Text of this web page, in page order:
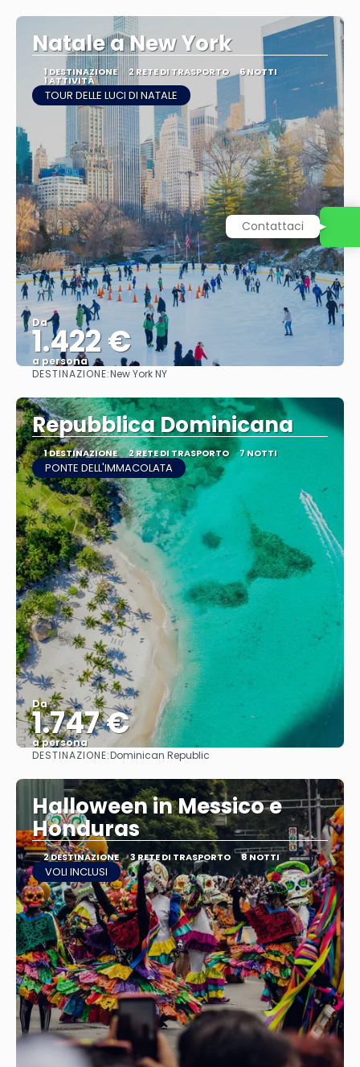
Natale a New York
1 DESTINAZIONE 2 RETE DI TRASPORTO 6 NOTTI
1 ATTIVITÀ
TOUR DELLE LUCI DI NATALE
Da
1.422 €
a persona
Vedere
DESTINAZIONE:New York NY
Repubblica Dominicana
1 DESTINAZIONE 2 RETE DI TRASPORTO 7 NOTTI
PONTE DELL'IMMACOLATA
Da
1.747 €
a persona
Vedere
DESTINAZIONE:Dominican Republic
Halloween in Messico e
Honduras
2 DESTINAZIONE 3 RETE DI TRASPORTO 8 NOTTI
VOLI INCLUSI
Contattaci